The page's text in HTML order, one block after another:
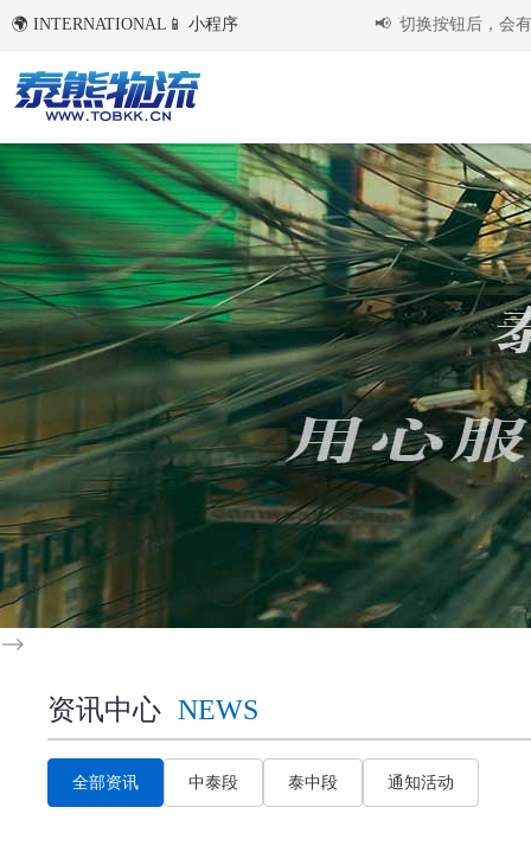
-->
🌍 INTERNATIONAL 📱 小程序 📢
国内环境下首次点击右侧语言切换按钮后，会有
资讯中心 NEWS
全部资讯 中泰段 泰中段 通知活动